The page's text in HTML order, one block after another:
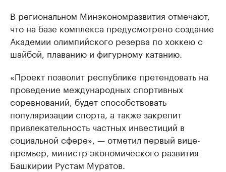
В региональном Минэкономразвития отмечают,
что на базе комплекса предусмотрено создание
Академии олимпийского резерва по хоккею с
шайбой, плаванию и фигурному катанию.
«Проект позволит республике претендовать на
проведение международных спортивных
соревнований, будет способствовать
популяризации спорта, а также закрепит
привлекательность частных инвестиций в
социальной сфере», — отметил первый вице-
премьер, министр экономического развития
Башкирии Рустам Муратов.